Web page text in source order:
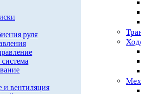
руля
и вентиляция